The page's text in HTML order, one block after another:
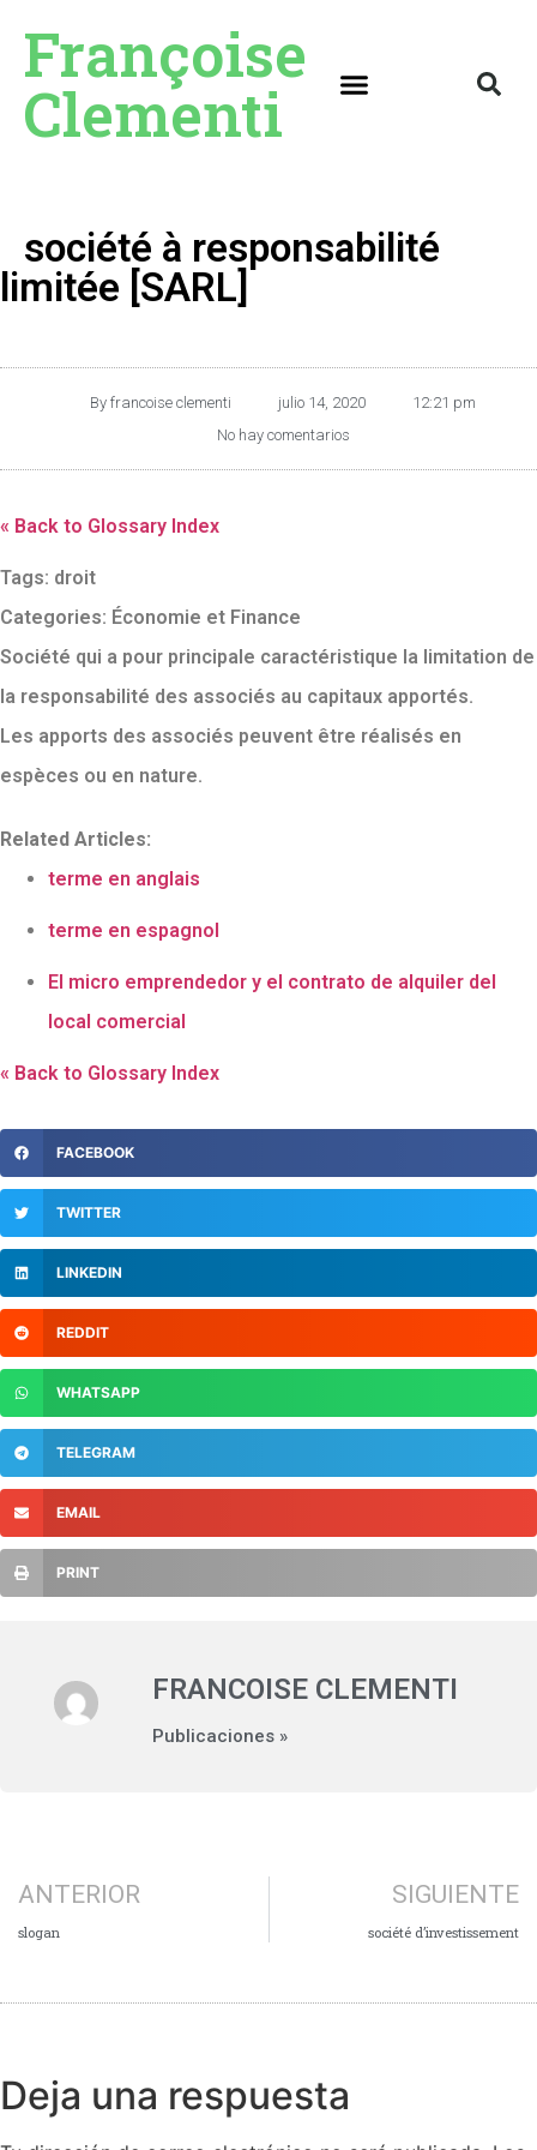
Françoise
Clementi
société à responsabilité
limitée [SARL]
By francoise clementi julio 14, 2020
12:21 pm
No hay comentarios
« Back to Glossary Index
Tags: droit
Categories: Économie et Finance
Société qui a pour principale caractéristique la limitation de
la responsabilité des associés au capitaux apportés.
Les apports des associés peuvent être réalisés en
espèces ou en nature.
Related Articles:
terme en anglais
terme en espagnol
El micro emprendedor y el contrato de alquiler del
local comercial
« Back to Glossary Index
FACEBOOK
TWITTER
LINKEDIN
REDDIT
WHATSAPP
TELEGRAM
EMAIL
PRINT
FRANCOISE CLEMENTI
Publicaciones »
ANTERIOR
slogan
SIGUIENTE
société d’investissement
Deja una respuesta